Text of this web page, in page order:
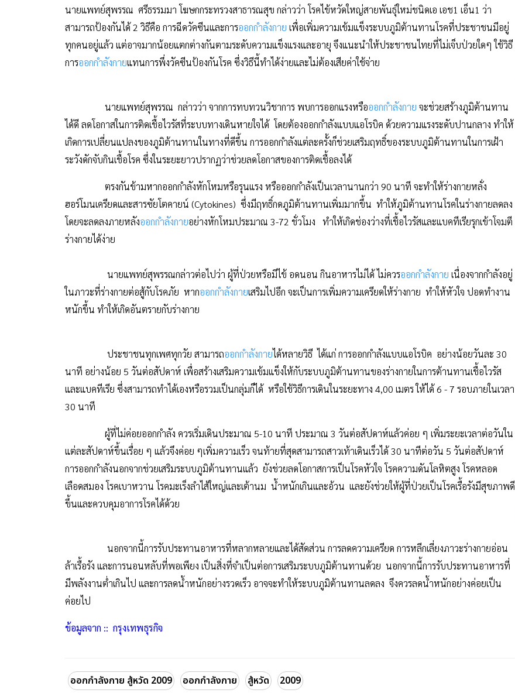
นายแพทย์สุพรรณ ศรีธรรมมา โฆษกกระทรวงสาธารณสุข กล่าวว่า โรคไข้หวัดใหญ่สายพันธุ์ใหม่ชนิดเอ เอช1 เอ็น1 ว่า
สามารถป้องกันได้ 2 วิธีคือ การฉีดวัคซีนและการออกกำลังกาย เพื่อเพิ่มความเข้มแข็งระบบภูมิต้านทานโรคที่ประชาชนมีอยู่
ทุกคนอยู่แล้ว แต่อาจมากน้อยแตกต่างกันตามระดับความแข็งแรงและอายุ จึงแนะนำให้ประชาชนไทยที่ไม่เจ็บป่วยใดๆ ใช้วิธี
การออกกำลังกายแทนการพึ่งวัคซีนป้องกันโรค ซึ่งวิธีนี้ทำได้ง่ายและไม่ต้องเสียค่าใช้จ่าย
นายแพทย์สุพรรณ กล่าวว่า จากการทบทวนวิชาการ พบการออกแรงหรือออกกำลังกาย จะช่วยสร้างภูมิต้านทาน
ได้ดี ลดโอกาสในการติดเชื้อไวรัสที่ระบบทางเดินหายใจได้ โดยต้องออกกำลังแบบแอโรบิค ด้วยความแรงระดับปานกลาง ทำให้
เกิดการเปลี่ยนแปลงของภูมิต้านทานในทางที่ดีขึ้น การออกกำลังแต่ละครั้งก็ช่วยเสริมฤทธิ์ของระบบภูมิต้านทานในการเฝ้า
ระวังดักจับกินเชื้อโรค ซึ่งในระยะยาวปรากฏว่าช่วยลดโอกาสของการติดเชื้อลงได้
ตรงกันข้ามหากออกกำลังหักโหมหรือรุนแรง หรือออกกำลังเป็นเวลานานกว่า 90 นาที จะทำให้ร่างกายหลั่ง
ฮอร์โมนเครียดและสารซัยโตคายน์ (Cytokines) ซึ่งมีฤทธิ์กดภูมิต้านทานเพิ่มมากขึ้น ทำให้ภูมิต้านทานโรคในร่างกายลดลง
โดยจะลดลงภายหลังออกกำลังกายอย่างหักโหมประมาณ 3-72 ชั่วโมง ทำให้เกิดช่องว่างที่เชื้อไวรัสและแบคทีเรียรุกเข้าโจมตี
ร่างกายได้ง่าย
นายแพทย์สุพรรณกล่าวต่อไปว่า ผู้ที่ป่วยหรือมีไข้ อดนอน กินอาหารไม่ได้ ไม่ควรออกกำลังกาย เนื่องจากกำลังอยู่
ในภาวะที่ร่างกายต่อสู้กับโรคภัย หากออกกำลังกายเสริมไปอีก จะเป็นการเพิ่มความเครียดให้ร่างกาย ทำให้หัวใจ ปอดทำงาน
หนักขึ้น ทำให้เกิดอันตรายกับร่างกาย
ประชาชนทุกเพศทุกวัย สามารถออกกำลังกายได้หลายวิธี ได้แก่ การออกกำลังแบบแอโรบิค อย่างน้อยวันละ 30
นาที อย่างน้อย 5 วันต่อสัปดาห์ เพื่อสร้างเสริมความเข้มแข็งให้กับระบบภูมิต้านทานของร่างกายในการต้านทานเชื้อไวรัส
และแบคทีเรีย ซึ่งสามารถทำได้เองหรือรวมเป็นกลุ่มก็ได้ หรือใช้วิธีการเดินในระยะทาง 4,00 เมตร ให้ได้ 6 - 7 รอบภายในเวลา
30 นาที
ผู้ที่ไม่ค่อยออกกำลัง ควรเริ่มเดินประมาณ 5-10 นาที ประมาณ 3 วันต่อสัปดาห์แล้วค่อย ๆ เพิ่มระยะเวลาต่อวันใน
แต่ละสัปดาห์ขึ้นเรื่อย ๆ แล้วจึงค่อย ๆเพิ่มความเร็ว จนท้ายที่สุดสามารถสาวเท้าเดินเร็วได้ 30 นาทีต่อวัน 5 วันต่อสัปดาห์
การออกกำลังนอกจากช่วยเสริมระบบภูมิต้านทานแล้ว ยังช่วยลดโอกาสการเป็นโรคหัวใจ โรคความดันโลหิตสูง โรคหลอด
เลือดสมอง โรคเบาหวาน โรคมะเร็งลำไส้ใหญ่และเต้านม น้ำหนักเกินและอ้วน และยังช่วยให้ผู้ที่ป่วยเป็นโรคเรื้อรังมีสุขภาพดี
ขึ้นและควบคุมอาการโรคได้ด้วย
นอกจากนี้การรับประทานอาหารที่หลากหลายและได้สัดส่วน การลดความเครียด การหลีกเลี่ยงภาวะร่างกายอ่อน
ล้าเรื้อรัง และการนอนหลับที่พอเพียง เป็นสิ่งที่จำเป็นต่อการเสริมระบบภูมิต้านทานด้วย นอกจากนี้การรับประทานอาหารที่
มีพลังงานต่ำเกินไป และการลดน้ำหนักอย่างรวดเร็ว อาจจะทำให้ระบบภูมิต้านทานลดลง จึงควรลดน้ำหนักอย่างค่อยเป็น
ค่อยไป
ข้อมูลจาก :: กรุงเทพธุรกิจ
ออกกำลังกาย สู้หวัด 2009 ออกกำลังกาย สู้หวัด 2009